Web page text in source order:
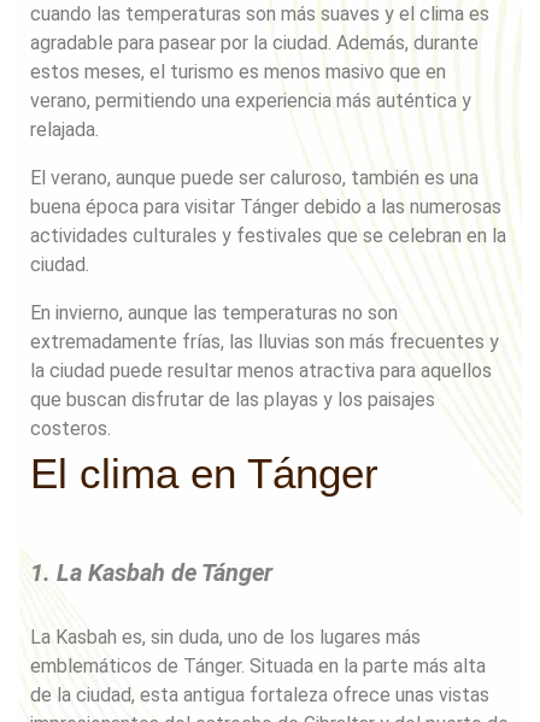
cuando las temperaturas son más suaves y el clima es
agradable para pasear por la ciudad. Además, durante
estos meses, el turismo es menos masivo que en
verano, permitiendo una experiencia más auténtica y
relajada.
El verano, aunque puede ser caluroso, también es una
buena época para visitar Tánger debido a las numerosas
actividades culturales y festivales que se celebran en la
ciudad.
En invierno, aunque las temperaturas no son
extremadamente frías, las lluvias son más frecuentes y
la ciudad puede resultar menos atractiva para aquellos
que buscan disfrutar de las playas y los paisajes
costeros.
El clima en Tánger
1. La Kasbah de Tánger
La Kasbah es, sin duda, uno de los lugares más
emblemáticos de Tánger. Situada en la parte más alta
de la ciudad, esta antigua fortaleza ofrece unas vistas